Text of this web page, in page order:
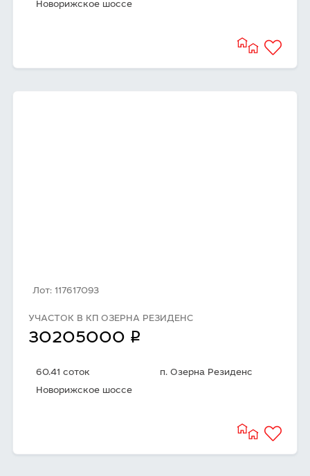
Новорижское шоссе
Лот: 117617093
УЧАСТОК В КП ОЗЕРНА РЕЗИДЕНС
30205000 q
60.41 соток
п. Озерна Резиденс
Новорижское шоссе